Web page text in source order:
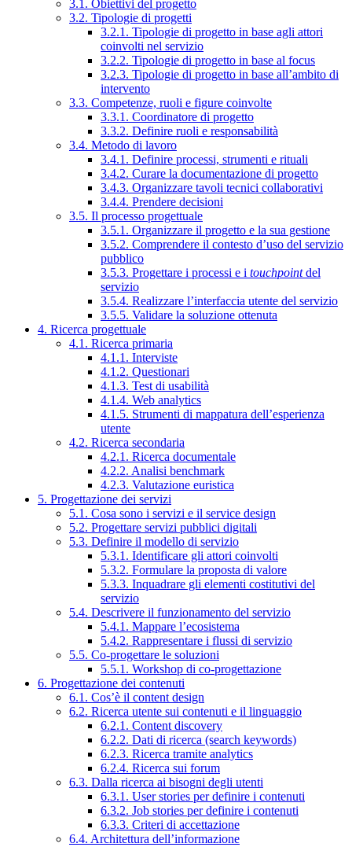
3.1. Obiettivi del progetto
3.2. Tipologie di progetti
3.2.1. Tipologie di progetto in base agli attori
coinvolti nel servizio
3.2.2. Tipologie di progetto in base al focus
3.2.3. Tipologie di progetto in base all’ambito di
intervento
3.3. Competenze, ruoli e figure coinvolte
3.3.1. Coordinatore di progetto
3.3.2. Definire ruoli e responsabilità
3.4. Metodo di lavoro
3.4.1. Definire processi, strumenti e rituali
3.4.2. Curare la documentazione di progetto
3.4.3. Organizzare tavoli tecnici collaborativi
3.4.4. Prendere decisioni
3.5. Il processo progettuale
3.5.1. Organizzare il progetto e la sua gestione
3.5.2. Comprendere il contesto d’uso del servizio
pubblico
3.5.3. Progettare i processi e i touchpointdel
servizio
3.5.4. Realizzare l’interfaccia utente del servizio
3.5.5. Validare la soluzione ottenuta
4. Ricerca progettuale
4.1. Ricerca primaria
4.1.1. Interviste
4.1.2. Questionari
4.1.3. Test di usabilità
4.1.4. Web analytics
4.1.5. Strumenti di mappatura dell’esperienza
utente
4.2. Ricerca secondaria
4.2.1. Ricerca documentale
4.2.2. Analisi benchmark
4.2.3. Valutazione euristica
5. Progettazione dei servizi
5.1. Cosa sono i servizi e il service design
5.2. Progettare servizi pubblici digitali
5.3. Definire il modello di servizio
5.3.1. Identificare gli attori coinvolti
5.3.2. Formulare la proposta di valore
5.3.3. Inquadrare gli elementi costitutivi del
servizio
5.4. Descrivere il funzionamento del servizio
5.4.1. Mappare l’ecosistema
5.4.2. Rappresentare i flussi di servizio
5.5. Co-progettare le soluzioni
5.5.1. Workshop di co-progettazione
6. Progettazione dei contenuti
6.1. Cos’è il content design
6.2. Ricerca utente sui contenuti e il linguaggio
6.2.1. Content discovery
6.2.2. Dati di ricerca (search keywords)
6.2.3. Ricerca tramite analytics
6.2.4. Ricerca sui forum
6.3. Dalla ricerca ai bisogni degli utenti
6.3.1. User stories per definire i contenuti
6.3.2. Job stories per definire i contenuti
6.3.3. Criteri di accettazione
6.4. Architettura dell’informazione